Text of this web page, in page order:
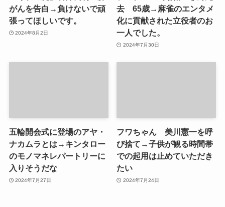
がんを告白→負けないで頑
張ってほしいです。
2024年8月2日
去 65歳→麻雀のエンタメ
化に貢献された立役者のお
一人でした。
2024年7月30日
五輪開会式に登場のアヤ・
ナカムラとは→キンタロー
のモノマネレパートリーに
入りそうだな
2024年7月27日
フワちゃん 美川憲一を呼
び捨て→子供が観る時間帯
での起用は止めていただき
たい
2024年7月24日